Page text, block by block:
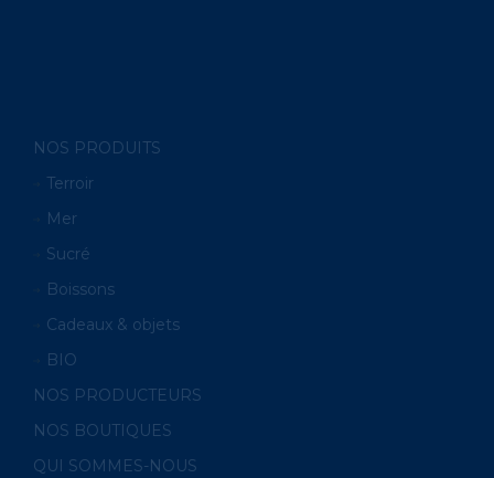
NOS PRODUITS
Terroir
Mer
Sucré
Boissons
Cadeaux & objets
BIO
NOS PRODUCTEURS
NOS BOUTIQUES
QUI SOMMES-NOUS